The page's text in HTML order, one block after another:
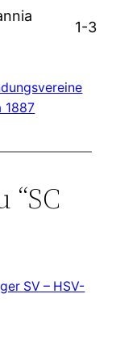
1-3
1887
SV – HSV-